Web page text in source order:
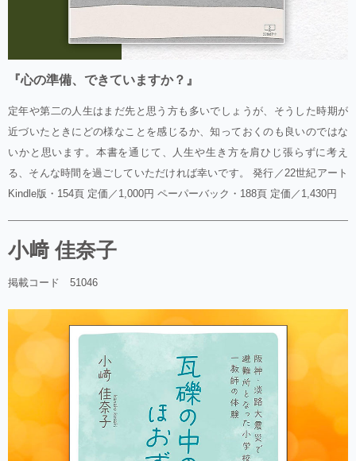
『心の準備、できていますか？』
定年や第二の人生はまだ先と思う方も多いでしょうが、そうした時期が
近づいたときにどの様なことを感じるか、知っておくのも良いのではな
いかと思います。本書を通じて、人生や生き方を肩ひじ張らずに考え
る、そんな時間を過ごしていただければ幸いです。 発行／22世紀アート
Kindle版・154頁 定価／1,000円 ペーパーバック・188頁 定価／1,430円
小﨑 佳奈子
掲載コード 51046